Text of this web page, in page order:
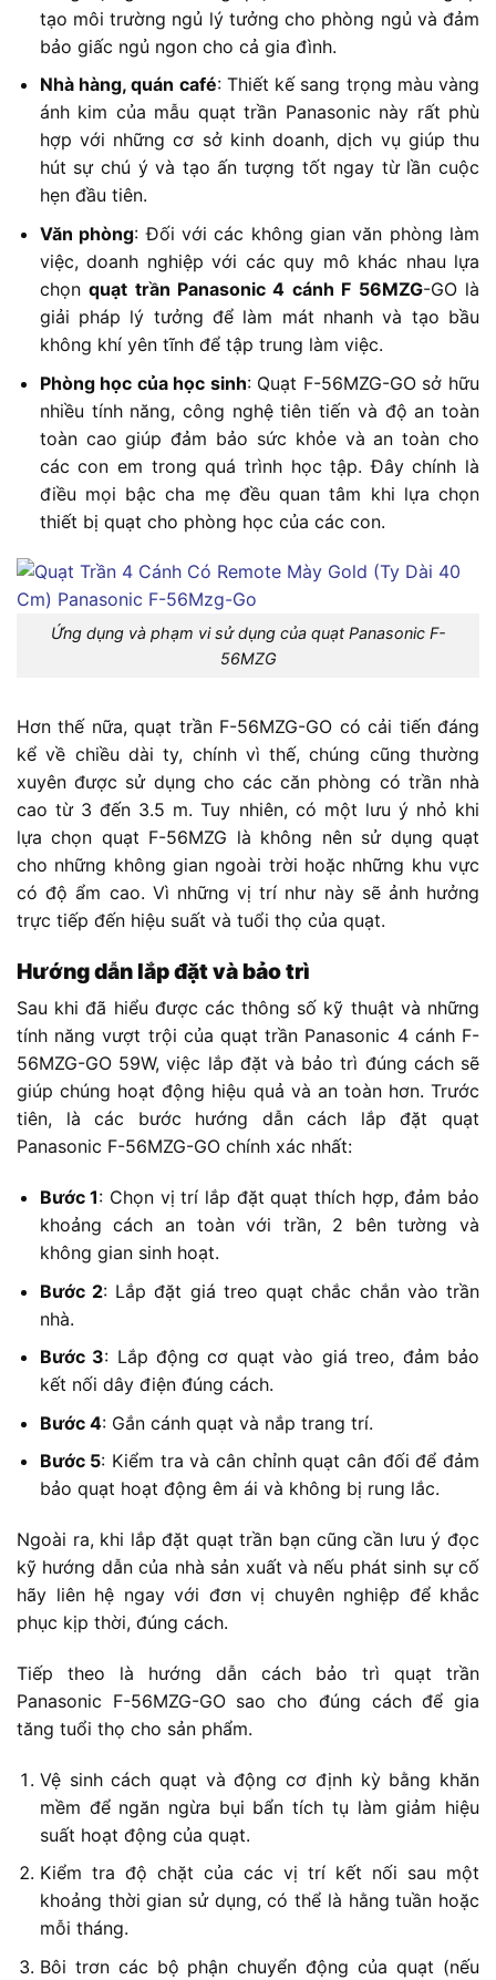
tạo môi trường ngủ lý tưởng cho phòng ngủ và đảm
bảo giấc ngủ ngon cho cả gia đình.
Nhà hàng, quán café: Thiết kế sang trọng màu vàng
ánh kim của mẫu quạt trần Panasonic này rất phù
hợp với những cơ sở kinh doanh, dịch vụ giúp thu
hút sự chú ý và tạo ấn tượng tốt ngay từ lần cuộc
hẹn đầu tiên.
Văn phòng: Đối với các không gian văn phòng làm
việc, doanh nghiệp với các quy mô khác nhau lựa
chọnquạt trần Panasonic 4 cánh F 56MZG-GO là
giải pháp lý tưởng để làm mát nhanh và tạo bầu
không khí yên tĩnh để tập trung làm việc.
Phòng học của học sinh: Quạt F-56MZG-GO sở hữu
nhiều tính năng, công nghệ tiên tiến và độ an toàn
toàn cao giúp đảm bảo sức khỏe và an toàn cho
các con em trong quá trình học tập. Đây chính là
điều mọi bậc cha mẹ đều quan tâm khi lựa chọn
thiết bị quạt cho phòng học của các con.
Ứng dụng và phạm vi sử dụng của quạt Panasonic F-
56MZG
Hơn thế nữa, quạt trần F-56MZG-GO có cải tiến đáng
kể về chiều dài ty, chính vì thế, chúng cũng thường
xuyên được sử dụng cho các căn phòng có trần nhà
cao từ 3 đến 3.5 m. Tuy nhiên, có một lưu ý nhỏ khi
lựa chọn quạt F-56MZG là không nên sử dụng quạt
cho những không gian ngoài trời hoặc những khu vực
có độ ẩm cao. Vì những vị trí như này sẽ ảnh hưởng
trực tiếp đến hiệu suất và tuổi thọ của quạt.
Hướng dẫn lắp đặt và bảo trì
Sau khi đã hiểu được các thông số kỹ thuật và những
tính năng vượt trội của quạt trần Panasonic 4 cánh F-
56MZG-GO 59W, việc lắp đặt và bảo trì đúng cách sẽ
giúp chúng hoạt động hiệu quả và an toàn hơn. Trước
tiên, là các bước hướng dẫn cách lắp đặt quạt
Panasonic F-56MZG-GO chính xác nhất:
Bước 1: Chọn vị trí lắp đặt quạt thích hợp, đảm bảo
khoảng cách an toàn với trần, 2 bên tường và
không gian sinh hoạt.
Bước 2: Lắp đặt giá treo quạt chắc chắn vào trần
nhà.
Bước 3: Lắp động cơ quạt vào giá treo, đảm bảo
kết nối dây điện đúng cách.
Bước 4: Gắn cánh quạt và nắp trang trí.
Bước 5: Kiểm tra và cân chỉnh quạt cân đối để đảm
bảo quạt hoạt động êm ái và không bị rung lắc.
Ngoài ra, khi lắp đặt quạt trần bạn cũng cần lưu ý đọc
kỹ hướng dẫn của nhà sản xuất và nếu phát sinh sự cố
hãy liên hệ ngay với đơn vị chuyên nghiệp để khắc
phục kịp thời, đúng cách.
Tiếp theo là hướng dẫn cách bảo trì quạt trần
Panasonic F-56MZG-GO sao cho đúng cách để gia
tăng tuổi thọ cho sản phẩm.
Vệ sinh cách quạt và động cơ định kỳ bằng khăn
mềm để ngăn ngừa bụi bẩn tích tụ làm giảm hiệu
suất hoạt động của quạt.
Kiểm tra độ chặt của các vị trí kết nối sau một
khoảng thời gian sử dụng, có thể là hằng tuần hoặc
mỗi tháng.
Bôi trơn các bộ phận chuyển động của quạt (nếu